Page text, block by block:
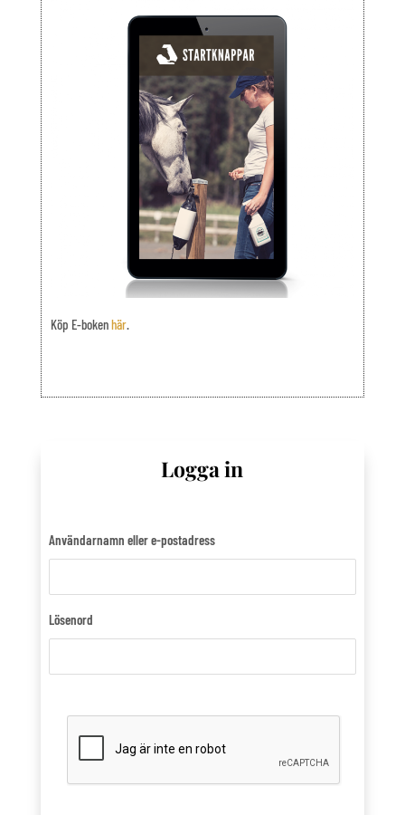
Köp E-bokenhär.
Logga in
Användarnamn eller e-postadress
Lösenord